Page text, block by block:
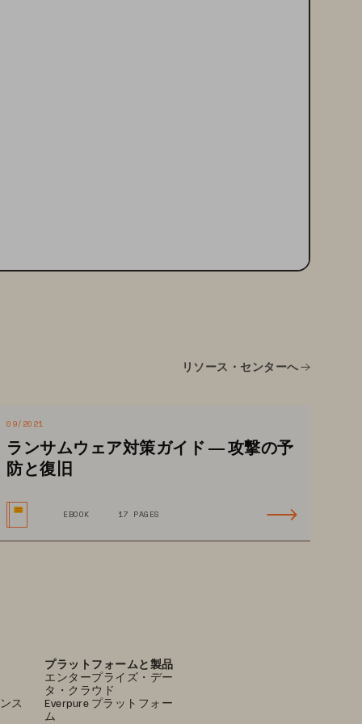
リソース・センターへ
09/2021
ランサムウェア対策ガイド ― 攻撃の予
防と復旧
EBOOK 17 PAGES
ス
プラットフォームと製品
エンタープライズ・デー
タ・クラウド
Everpure プラットフォー
ム